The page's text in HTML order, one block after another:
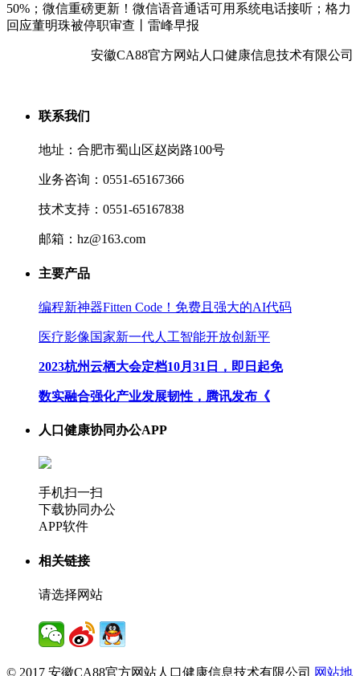
50%；微信重磅更新！微信语音通话可用系统电话接听；格力
回应董明珠被停职审查丨雷峰早报
安徽CA88官方网站人口健康信息技术有限公司
联系我们
地址：合肥市蜀山区赵岗路100号
业务咨询：0551-65167366
技术支持：0551-65167838
邮箱：hz@163.com
主要产品
编程新神器Fitten Code！免费且强大的AI代码
医疗影像国家新一代人工智能开放创新平
2023杭州云栖大会定档10月31日，即日起免
数实融合强化产业发展韧性，腾讯发布《
人口健康协同办公APP
手机扫一扫
下载协同办公
APP软件
相关链接
请选择网站
© 2017 安徽CA88官方网站人口健康信息技术有限公司 网站地